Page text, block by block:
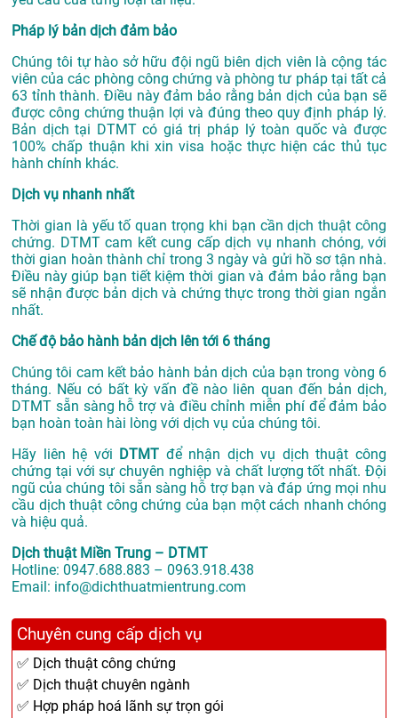
Pháp lý bản dịch đảm bảo
Chúng tôi tự hào sở hữu đội ngũ biên dịch viên là cộng tác
viên của các phòng công chứng và phòng tư pháp tại tất cả
63 tỉnh thành. Điều này đảm bảo rằng bản dịch của bạn sẽ
được công chứng thuận lợi và đúng theo quy định pháp lý.
Bản dịch tại DTMT có giá trị pháp lý toàn quốc và được
100% chấp thuận khi xin visa hoặc thực hiện các thủ tục
hành chính khác.
Dịch vụ nhanh nhất
Thời gian là yếu tố quan trọng khi bạn cần dịch thuật công
chứng. DTMT cam kết cung cấp dịch vụ nhanh chóng, với
thời gian hoàn thành chỉ trong 3 ngày và gửi hồ sơ tận nhà.
Điều này giúp bạn tiết kiệm thời gian và đảm bảo rằng bạn
sẽ nhận được bản dịch và chứng thực trong thời gian ngắn
nhất.
Chế độ bảo hành bản dịch lên tới 6 tháng
Chúng tôi cam kết bảo hành bản dịch của bạn trong vòng 6
tháng. Nếu có bất kỳ vấn đề nào liên quan đến bản dịch,
DTMT sẵn sàng hỗ trợ và điều chỉnh miễn phí để đảm bảo
bạn hoàn toàn hài lòng với dịch vụ của chúng tôi.
Hãy liên hệ với DTMT để nhận dịch vụ dịch thuật công
chứng tại với sự chuyên nghiệp và chất lượng tốt nhất. Đội
ngũ của chúng tôi sẵn sàng hỗ trợ bạn và đáp ứng mọi nhu
cầu dịch thuật công chứng của bạn một cách nhanh chóng
và hiệu quả.
Dịch thuật Miền Trung – DTMT
Hotline: 0947.688.883 – 0963.918.438
Email: info@dichthuatmientrung.com
Chuyên cung cấp dịch vụ
✅ Dịch thuật công chứng
✅ Dịch thuật chuyên ngành
✅ Hợp pháp hoá lãnh sự trọn gói